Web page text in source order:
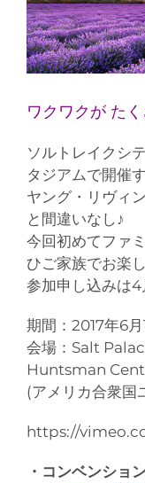
ワクワクが た
ソルトレイクシ
タジアムで開催
ヤング・リヴィ
と間違いなし♪
今回初めてファ
ひご家族でお楽
参加申し込みは
期間：2017年6
会場：Salt
Huntsman
(アメリカ合衆国
https://
・コンベンショ